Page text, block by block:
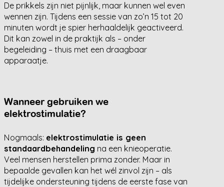
De prikkels zijn niet pijnlijk, maar kunnen wel even
wennen zijn. Tijdens een sessie van zo’n 15 tot 20
minuten wordt je spier herhaaldelijk geactiveerd.
Dit kan zowel in de praktijk als – onder
begeleiding – thuis met een draagbaar
apparaatje.
Wanneer gebruiken we
elektrostimulatie?
Nogmaals: elektrostimulatie is geen
standaardbehandeling na een knieoperatie.
Veel mensen herstellen prima zonder. Maar in
bepaalde gevallen kan het wél zinvol zijn – als
tijdelijke ondersteuning tijdens de eerste fase van